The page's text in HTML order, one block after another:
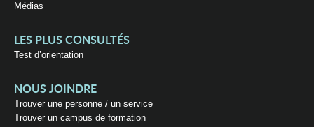
Médias
LES PLUS CONSULTÉS
Test d’orientation
NOUS JOINDRE
Trouver une personne / un service
Trouver un campus de formation